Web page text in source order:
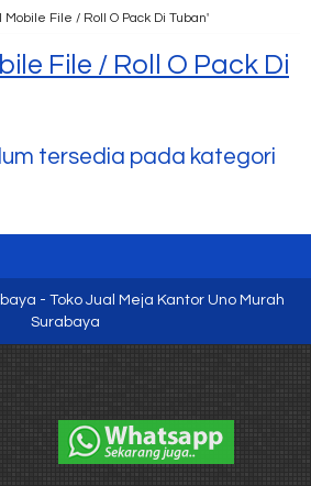
File / Roll O Pack Di Tuban'
File / Roll O Pack Di
tersedia pada kategori
- Toko Jual Meja Kantor Uno Murah
Surabaya